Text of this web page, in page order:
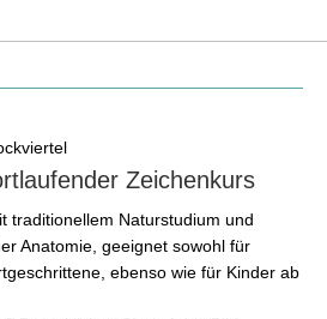
Zeichenkurs
traditionellem Naturstudium und
Anatomie, geeignet sowohl für
ebenso wie für Kinder ab